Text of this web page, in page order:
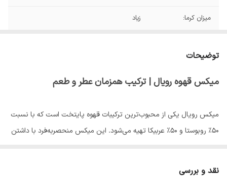
میزان کرما: زیاد
توضیحات
میکس قهوه رویال | ترکیب همزمان عطر و طعم
میکس رویال یکی از محبوب‌ترین ترکیبات قهوه پایتخت است که با نسبت
۵۰٪ روبوستا و ۵۰٪ عربیکا تهیه می‌شود. این میکس منحصر‌به‌فرد با داشتن
نقد و بررسی